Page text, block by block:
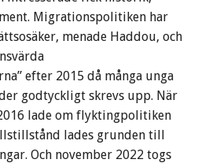
Migrationspolitiken har
menade Haddou, och
efter 2015 då många unga
godtyckligt skrevs upp. När
lade om flyktingpolitiken
lades grunden till
Och november 2022 togs